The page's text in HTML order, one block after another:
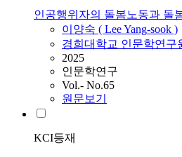
인공행위자의 돌봄노동과 돌
이양숙 ( LeeYang-sook )
경희대학교 인문학연구
2025
인문학연구
Vol.- No.65
원문보기
KCI등재